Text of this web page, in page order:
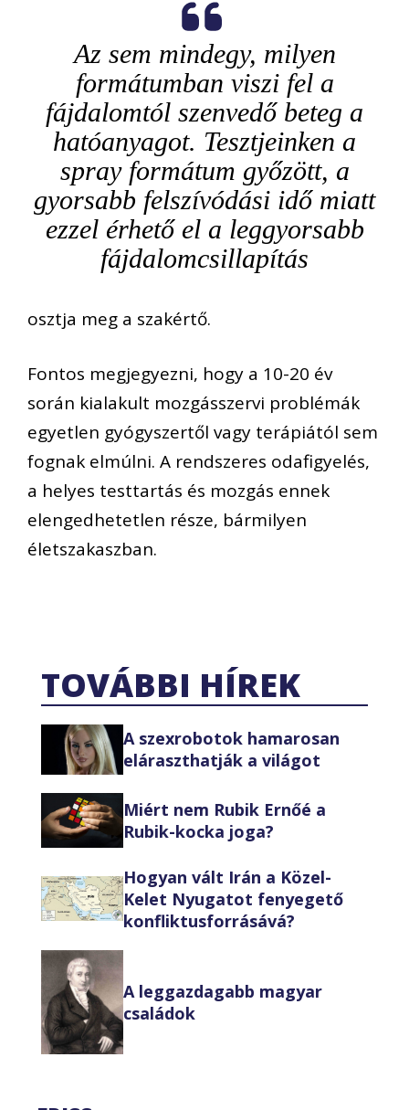
Az sem mindegy, milyen
formátumban viszi fel a
fájdalomtól szenvedő beteg a
hatóanyagot. Tesztjeinken a
spray formátum győzött, a
gyorsabb felszívódási idő miatt
ezzel érhető el a leggyorsabb
fájdalomcsillapítás
osztja meg a szakértő.
Fontos megjegyezni, hogy a 10-20 év
során kialakult mozgásszervi problémák
egyetlen gyógyszertől vagy terápiától sem
fognak elmúlni. A rendszeres odafigyelés,
a helyes testtartás és mozgás ennek
elengedhetetlen része, bármilyen
életszakaszban.
TOVÁBBI HÍREK
A szexrobotok hamarosan
eláraszthatják a világot
Miért nem Rubik Ernőé a
Rubik-kocka joga?
Hogyan vált Irán a Közel-
Kelet Nyugatot fenyegető
konfliktusforrásává?
A leggazdagabb magyar
családok